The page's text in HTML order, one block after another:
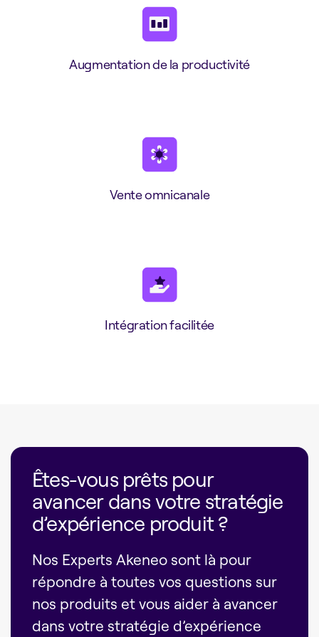
Augmentation de la productivité
Vente omnicanale
Intégration facilitée
Êtes-vous prêts pour
avancer dans votre stratégie
d’expérience produit ?
Nos Experts Akeneo sont là pour
répondre à toutes vos questions sur
nos produits et vous aider à avancer
dans votre stratégie d’expérience